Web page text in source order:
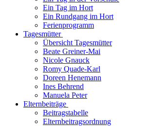
Ein Tag im Hort
Ein Rundgang im Hort
Ferienprogramm
Tagesmütter
Übersicht Tagesmütter
Beate Greiner-Mai
Nicole Gnauck
Romy Quade-Karl
Doreen Henemann
Ines Behrend
Manuela Peter
Elternbeiträge
Beitragstabelle
Elternbeitragsordnung